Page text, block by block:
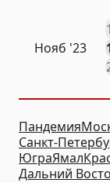
Нояб '23
1
Пандемия
Санкт-
ЮграЯмал
Дальний